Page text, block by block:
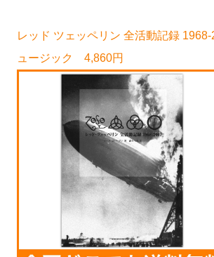
レッド ツェッペリン 全活動記録 1968-
ュージック 4,860円